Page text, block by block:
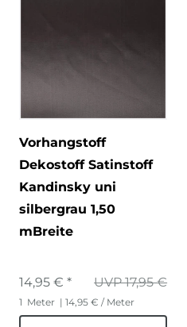
Vorhangstoff
Dekostoff Satinstoff
Kandinsky uni
silbergrau 1,50
mBreite
UVP 17,95 €
14,95 € *
1 Meter | 14,95 € / Meter